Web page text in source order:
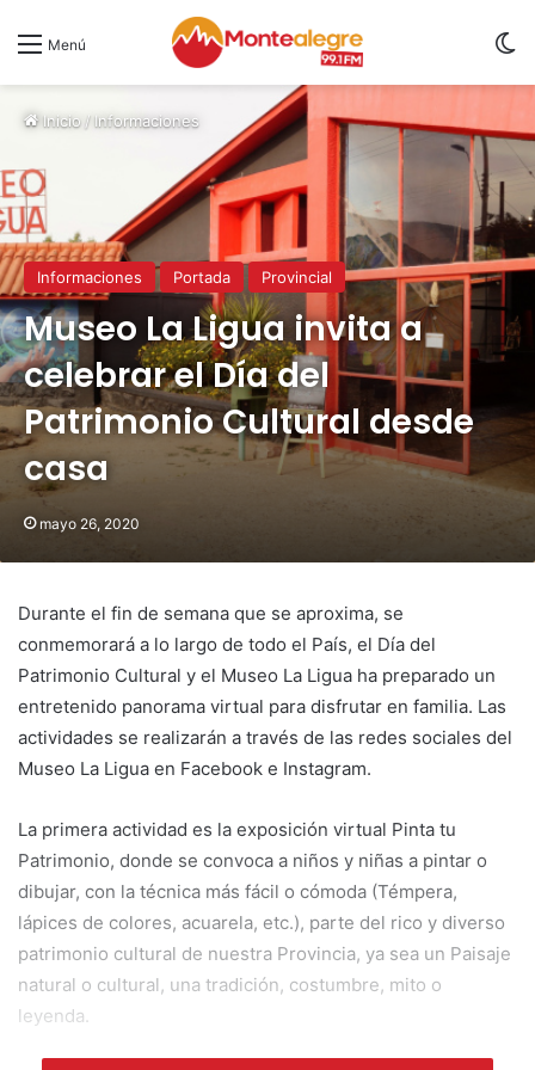
Menú
Inicio/Informaciones
Informaciones Portada Provincial
Museo La Ligua invita a
celebrar el Día del
Patrimonio Cultural desde
casa
mayo 26, 2020
Durante el fin de semana que se aproxima, se
conmemorará a lo largo de todo el País, el Día del
Patrimonio Cultural y el Museo La Ligua ha preparado un
entretenido panorama virtual para disfrutar en familia. Las
actividades se realizarán a través de las redes sociales del
Museo La Ligua en Facebook e Instagram.
La primera actividad es la exposición virtual Pinta tu
Patrimonio, donde se convoca a niños y niñas a pintar o
dibujar, con la técnica más fácil o cómoda (Témpera,
lápices de colores, acuarela, etc.), parte del rico y diverso
patrimonio cultural de nuestra Provincia, ya sea un Paisaje
natural o cultural, una tradición, costumbre, mito o
leyenda.